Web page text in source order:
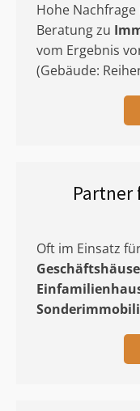
Hohe Nachfrage
Beratung zu
vom Ergebnis
(Gebäude:
Partner
Oft im Einsatz